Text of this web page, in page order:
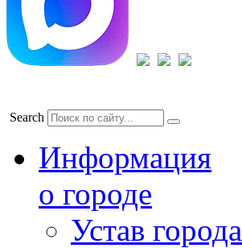
Search
Информация
о городе
Устав города